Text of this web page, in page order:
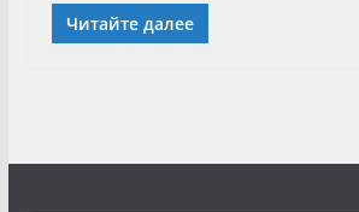
Читайте далее